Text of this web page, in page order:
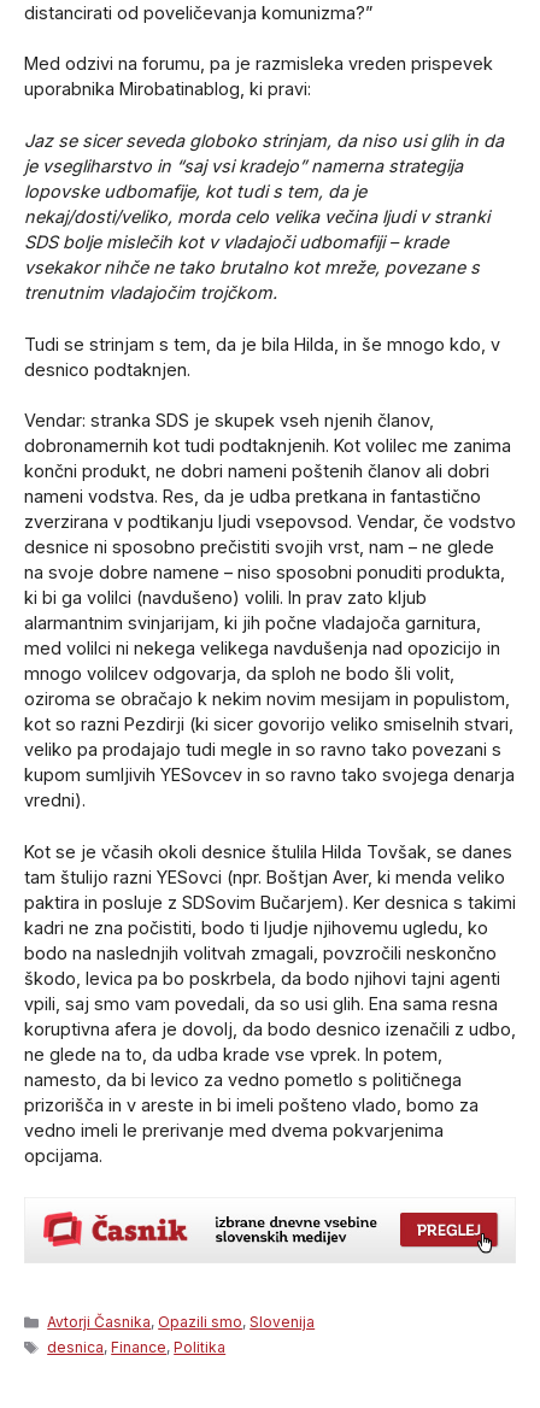
distancirati od poveličevanja komunizma?”
Med odzivi na forumu, pa je razmisleka vreden prispevek
uporabnika Mirobatinablog, ki pravi:
Jaz se sicer seveda globoko strinjam, da niso usi glih in da
je vsegliharstvo in “saj vsi kradejo” namerna strategija
lopovske udbomafije, kot tudi s tem, da je
nekaj/dosti/veliko, morda celo velika večina ljudi v stranki
SDS bolje mislečih kot v vladajoči udbomafiji – krade
vsekakor nihče ne tako brutalno kot mreže, povezane s
trenutnim vladajočim trojčkom.
Tudi se strinjam s tem, da je bila Hilda, in še mnogo kdo, v
desnico podtaknjen.
Vendar: stranka SDS je skupek vseh njenih članov,
dobronamernih kot tudi podtaknjenih. Kot volilec me zanima
končni produkt, ne dobri nameni poštenih članov ali dobri
nameni vodstva. Res, da je udba pretkana in fantastično
zverzirana v podtikanju ljudi vsepovsod. Vendar, če vodstvo
desnice ni sposobno prečistiti svojih vrst, nam – ne glede
na svoje dobre namene – niso sposobni ponuditi produkta,
ki bi ga volilci (navdušeno) volili. In prav zato kljub
alarmantnim svinjarijam, ki jih počne vladajoča garnitura,
med volilci ni nekega velikega navdušenja nad opozicijo in
mnogo volilcev odgovarja, da sploh ne bodo šli volit,
oziroma se obračajo k nekim novim mesijam in populistom,
kot so razni Pezdirji (ki sicer govorijo veliko smiselnih stvari,
veliko pa prodajajo tudi megle in so ravno tako povezani s
kupom sumljivih YESovcev in so ravno tako svojega denarja
vredni).
Kot se je včasih okoli desnice štulila Hilda Tovšak, se danes
tam štulijo razni YESovci (npr. Boštjan Aver, ki menda veliko
paktira in posluje z SDSovim Bučarjem). Ker desnica s takimi
kadri ne zna počistiti, bodo ti ljudje njihovemu ugledu, ko
bodo na naslednjih volitvah zmagali, povzročili neskončno
škodo, levica pa bo poskrbela, da bodo njihovi tajni agenti
vpili, saj smo vam povedali, da so usi glih. Ena sama resna
koruptivna afera je dovolj, da bodo desnico izenačili z udbo,
ne glede na to, da udba krade vse vprek. In potem,
namesto, da bi levico za vedno pometlo s političnega
prizorišča in v areste in bi imeli pošteno vlado, bomo za
vedno imeli le prerivanje med dvema pokvarjenima
opcijama.
Categories
Avtorji Časnika, Opazili smo,Slovenija
Tags
desnica,Finance,Politika